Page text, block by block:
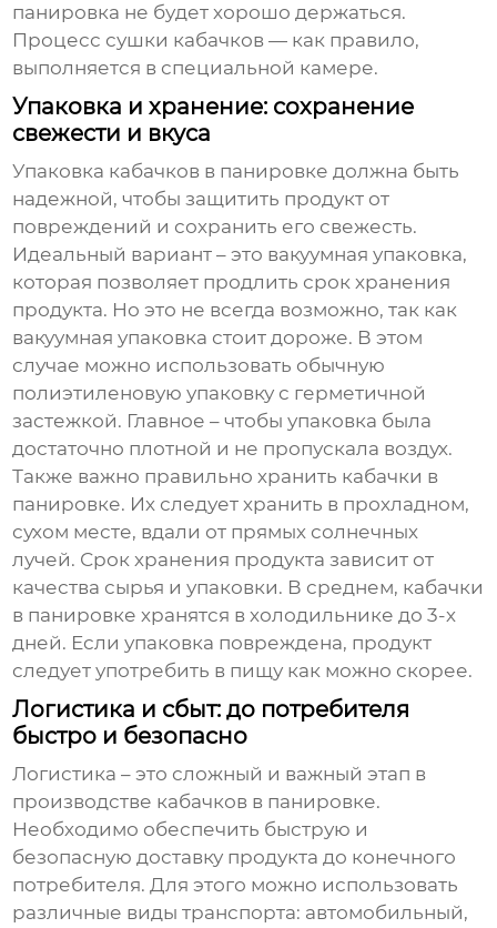
панировка не будет хорошо держаться.
Процесс сушки кабачков — как правило,
выполняется в специальной камере.
Упаковка и хранение: сохранение
свежести и вкуса
Упаковка кабачков в панировке должна быть
надежной, чтобы защитить продукт от
повреждений и сохранить его свежесть.
Идеальный вариант – это вакуумная упаковка,
которая позволяет продлить срок хранения
продукта. Но это не всегда возможно, так как
вакуумная упаковка стоит дороже. В этом
случае можно использовать обычную
полиэтиленовую упаковку с герметичной
застежкой. Главное – чтобы упаковка была
достаточно плотной и не пропускала воздух.
Также важно правильно хранить кабачки в
панировке. Их следует хранить в прохладном,
сухом месте, вдали от прямых солнечных
лучей. Срок хранения продукта зависит от
качества сырья и упаковки. В среднем, кабачки
в панировке хранятся в холодильнике до 3-х
дней. Если упаковка повреждена, продукт
следует употребить в пищу как можно скорее.
Логистика и сбыт: до потребителя
быстро и безопасно
Логистика – это сложный и важный этап в
производстве кабачков в панировке.
Необходимо обеспечить быструю и
безопасную доставку продукта до конечного
потребителя. Для этого можно использовать
различные виды транспорта: автомобильный,